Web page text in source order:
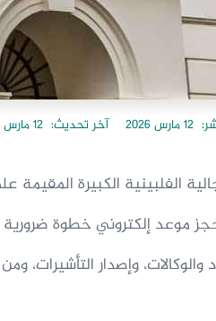
12 مارس 2026 آخر تحديث: 12 مارس 2026
الفلبينية الكبيرة
حجز موعد إلكتروني خطوة
والوكالات، وإصدار